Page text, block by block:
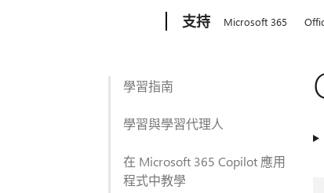
支持 Microsoft 365
學習指南
學習與學習代理人
在 Microsoft 365 Copilot 應用
程式中教學